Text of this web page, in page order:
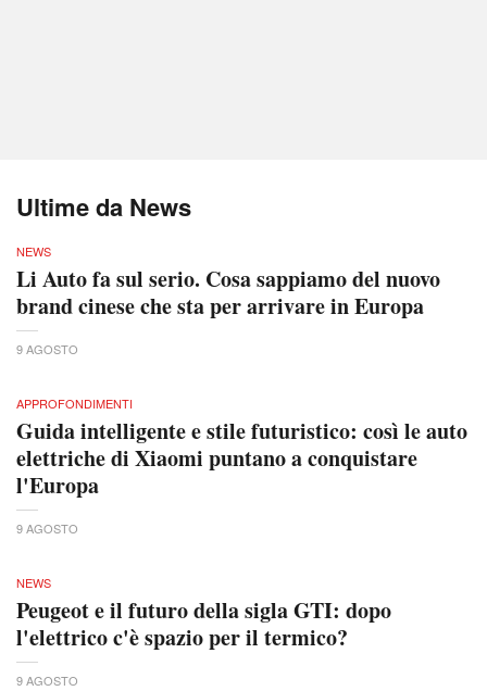
Ultime da News
NEWS
Li Auto fa sul serio. Cosa sappiamo del nuovo
brand cinese che sta per arrivare in Europa
9 AGOSTO
APPROFONDIMENTI
Guida intelligente e stile futuristico: così le auto
elettriche di Xiaomi puntano a conquistare
l'Europa
9 AGOSTO
NEWS
Peugeot e il futuro della sigla GTI: dopo
l'elettrico c'è spazio per il termico?
9 AGOSTO